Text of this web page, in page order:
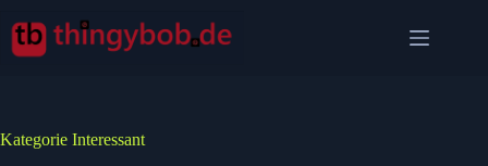
Inhalt
springen
Kategorie Interessant